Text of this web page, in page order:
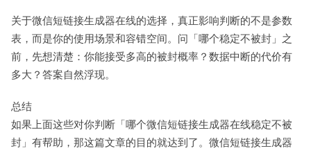
关于微信短链接生成器在线的选择，真正影响判断的不是参数
表，而是你的使用场景和容错空间。问「哪个稳定不被封」之
前，先想清楚：你能接受多高的被封概率？数据中断的代价有
多大？答案自然浮现。
总结
如果上面这些对你判断「哪个微信短链接生成器在线稳定不被
封」有帮助，那这篇文章的目的就达到了。微信短链接生成器